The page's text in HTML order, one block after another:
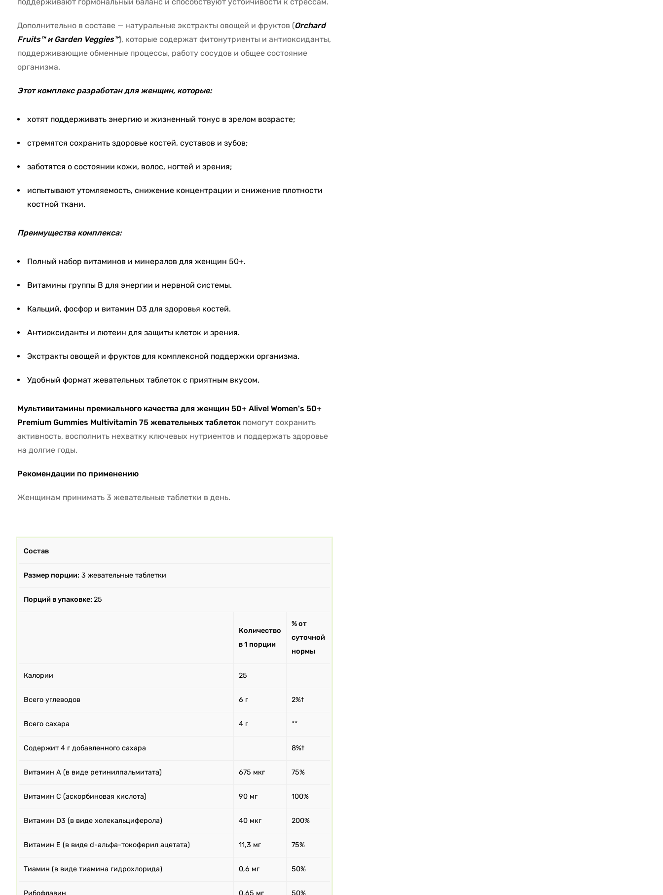
Дополнительно в составе — натуральные экстракты овощей и фруктов (Orchard
Fruits™ и Garden Veggies™), которые содержат фитонутриенты и антиоксиданты,
поддерживающие обменные процессы, работу сосудов и общее состояние
организма.
Этот комплекс разработан для женщин, которые:
хотят поддерживать энергию и жизненный тонус в зрелом возрасте;
стремятся сохранить здоровье костей, суставов и зубов;
заботятся о состоянии кожи, волос, ногтей и зрения;
испытывают утомляемость, снижение концентрации и снижение плотности
костной ткани.
Преимущества комплекса:
Полный набор витаминов и минералов для женщин 50+.
Витамины группы B для энергии и нервной системы.
Кальций, фосфор и витамин D3 для здоровья костей.
Антиоксиданты и лютеин для защиты клеток и зрения.
Экстракты овощей и фруктов для комплексной поддержки организма.
Удобный формат жевательных таблеток с приятным вкусом.
Мультивитамины премиального качества для женщин 50+ Alive! Women's 50+
Premium Gummies Multivitamin 75 жевательных таблеток помогут сохранить
активность, восполнить нехватку ключевых нутриентов и поддержать здоровье
на долгие годы.
Рекомендации по применению
Женщинам принимать 3 жевательные таблетки в день.
Состав
Размер порции: 3 жевательные таблетки
Порций в упаковке: 25
Количество
в 1 порции
% от
суточной
нормы
Калории 25
Всего углеводов 6 г 2%†
Всего сахара 4 г **
Содержит 4 г добавленного сахара 8%†
Витамин A (в виде ретинилпальмитата) 675 мкг 75%
Витамин С (аскорбиновая кислота) 90 мг 100%
Витамин D3 (в виде холекальциферола) 40 мкг 200%
Витамин E (в виде d-альфа-токоферил ацетата) 11,3 мг 75%
Тиамин (в виде тиамина гидрохлорида) 0,6 мг 50%
Рибофлавин 0,65 мг 50%